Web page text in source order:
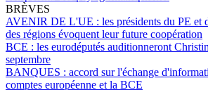
BRÈVES
AVENIR DE L'UE : les présidents du PE et
des régions évoquent leur future coopération
BCE : les eurodéputés auditionneront
septembre
BANQUES : accord sur l'échange
comptes européenne et la BCE